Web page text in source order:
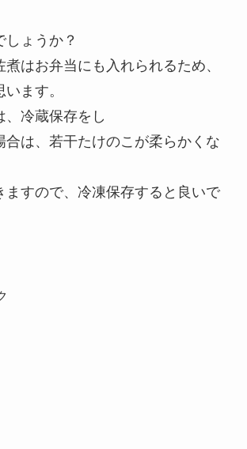
しょうか？
はお弁当にも入れられるため、
ます。
、冷蔵保存をし
合は、若干たけのこが柔らかくな
ますので、冷凍保存すると良いで